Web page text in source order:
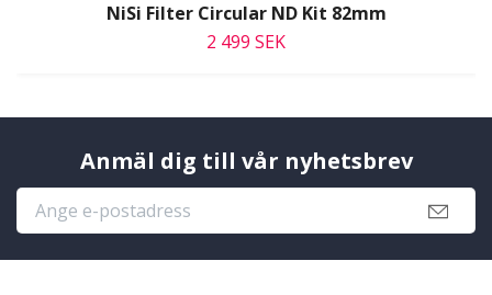
NiSi Filter Circular ND Kit 82mm
2 499 SEK
Anmäl dig till vår nyhetsbrev